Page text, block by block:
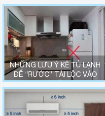
NHỮNG LƯU Ý KÊ TỦ LẠNH
ĐỂ “RƯỚC” TÀI LỘC VÀO
NHÀ